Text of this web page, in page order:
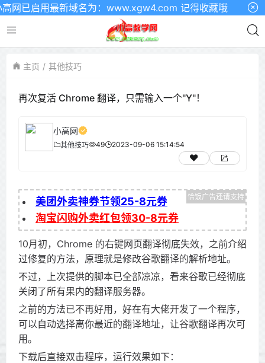
已启用最新域名为：www.xgw4.com 记得收藏哦
主页 其他技巧
再次复活 Chrome 翻译，只需输入一个"Y"！
小高网
其他技巧 49 2023-09-06 15:14:54
美团外卖神券节领25-8元券
淘宝闪购外卖红包领30-8元券
10月初，Chrome 的右键网页翻译彻底失效，之前介绍
过修复的方法，原理就是修改谷歌翻译的解析地址。
不过，上次提供的脚本已全部凉凉，看来谷歌已经彻底
关闭了所有果内的翻译服务器。
之前的方法已不再好用，好在有大佬开发了一个程序，
可以自动选择离你最近的翻译地址，让谷歌翻译再次可
用。
下载后直接双击程序，运行效果如下：